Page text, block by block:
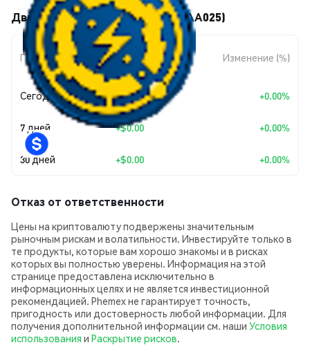
Движения цены Beskar (BSK-BAA025)
Период
Изменение
суммы
Изменение (%)
Сегодня +$0.00 +0.00%
7 дней +$0.00 +0.00%
30 дней +$0.00 +0.00%
Отказ от ответственности
Цены на криптовалюту подвержены значительным
рыночным рискам и волатильности. Инвестируйте только в
те продукты, которые вам хорошо знакомы и в рисках
которых вы полностью уверены. Информация на этой
странице предоставлена исключительно в
информационных целях и не является инвестиционной
рекомендацией. Phemex не гарантирует точность,
пригодность или достоверность любой информации. Для
получения дополнительной информации см. наши Условия
использования и Раскрытие рисков.